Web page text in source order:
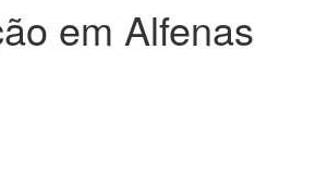
em Alfenas